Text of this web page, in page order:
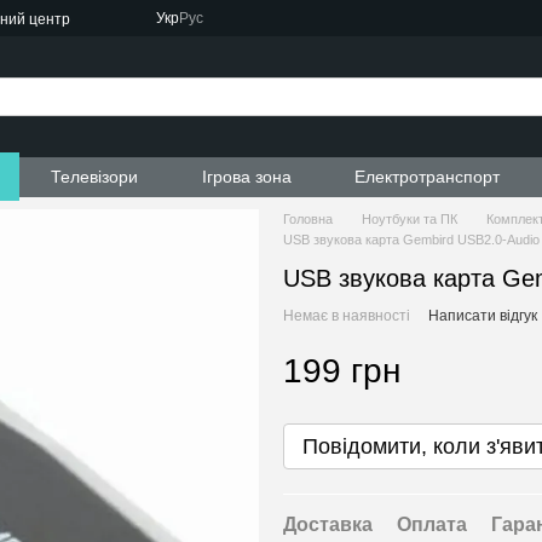
центр
УкрРус
Телевізори Ігрова зона Електротранспорт
Головна Ноутбуки та ПК
USB звукова карта Gembird USB2.0-
USB звукова карта
Немає в наявності Написати відгук
199 грн
Повідомити, коли
Доставка Оплата